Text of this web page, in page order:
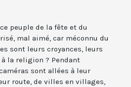
peuple de la fête et du
mal aimé, car méconnu du
sont leurs croyances, leurs
la religion ? Pendant
sont allées à leur
route, de villes en villages,